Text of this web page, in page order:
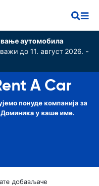
аутомобила
до 11. август 2026. -
A Car
понуде компанија за
у ваше име.
добављаче